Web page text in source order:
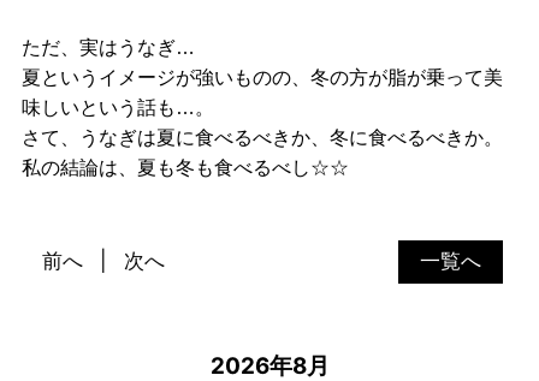
ただ、実はうなぎ…
夏というイメージが強いものの、冬の方が脂が乗って美
味しいという話も…。
さて、うなぎは夏に食べるべきか、冬に食べるべきか。
私の結論は、夏も冬も食べるべし☆☆
一覧へ
前へ 次へ
2026年8月